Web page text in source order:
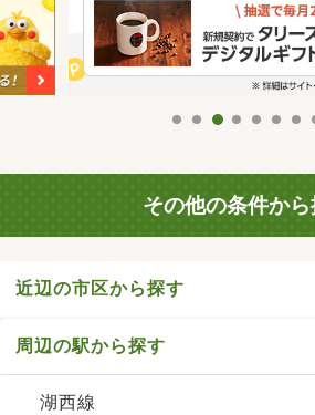
その他の条件か
近辺の市区から探す
周辺の駅から探す
湖西線